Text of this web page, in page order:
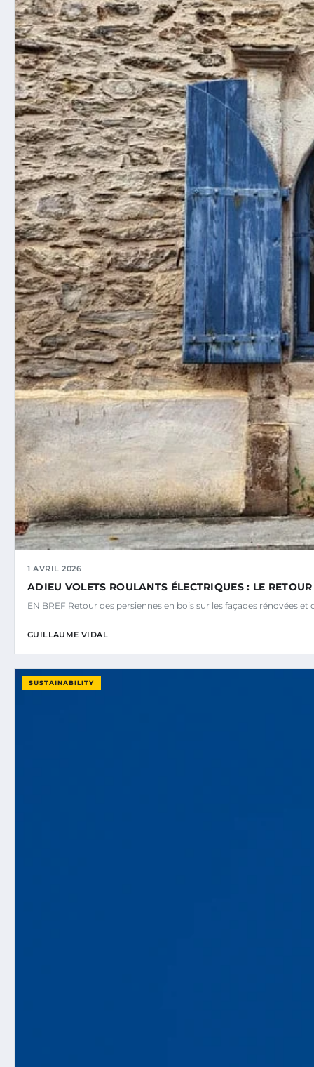
1 AVRIL 2026
ADIEU VOLETS ROULANTS ÉLECTRIQUES : LE
EN BREF Retour des persiennes en bois sur les façades rénovées
GUILLAUME VIDAL
SUSTAINABILITY